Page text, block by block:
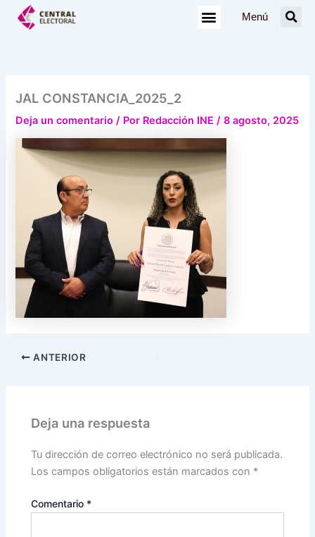
Menú
JAL CONSTANCIA_2025_2
Deja un comentario / Por Redacción INE/8 agosto, 2025
ANTERIOR
Deja una respuesta
Tu dirección de correo electrónico no será publicada.
Los campos obligatorios están marcados con *
Comentario *